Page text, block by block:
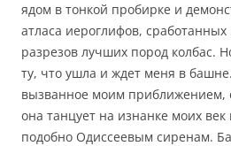
ядом в тонкой пробирке и
атласа иероглифов,
разрезов лучших пород колбас.
ту, что ушла и ждет меня в
вызванное моим приближением,
она танцует на изнанке моих век
подобно Одиссеевым сиренам.